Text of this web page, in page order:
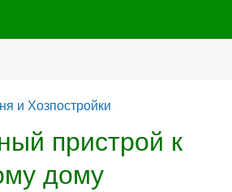
и Хозпостройки
пристрой к
дому